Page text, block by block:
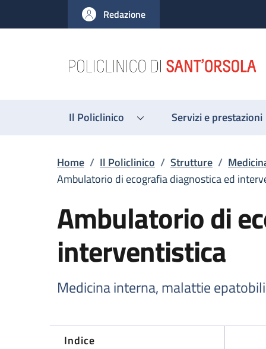
al contenuto principale
to footer content
Redazione
Il Policlinico Servizi e prestazioni
Briciole di pane
Home / Il Policlinico / Strutture /
Ambulatorio di ecografia diagnostica ed
Ambulatorio di
interventistica
Medicina interna, malattie
Indice